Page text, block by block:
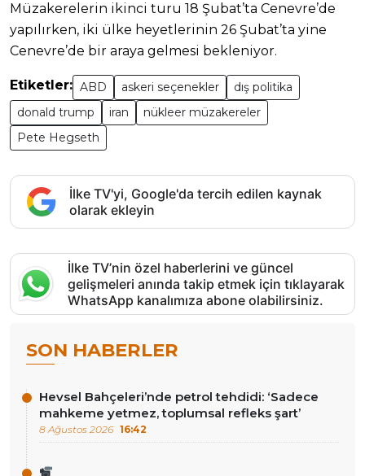
Müzakerelerin ikinci turu 18 Şubat’ta Cenevre’de
yapılırken, iki ülke heyetlerinin 26 Şubat’ta yine
Cenevre’de bir araya gelmesi bekleniyor.
Etiketler: ABD askeri seçenekler
dış politika
donald trump
iran
nükleer müzakereler
Pete Hegseth
İlke TV'yi, Google'da tercih edilen kaynak
olarak ekleyin
İlke TV’nin özel haberlerini ve güncel
gelişmeleri anında takip etmek için tıklayarak
WhatsApp kanalımıza abone olabilirsiniz.
SON HABERLER
Hevsel Bahçeleri’nde petrol tehdidi: ‘Sadece
mahkeme yetmez, toplumsal refleks şart’
8 Ağustos 2026 16:42